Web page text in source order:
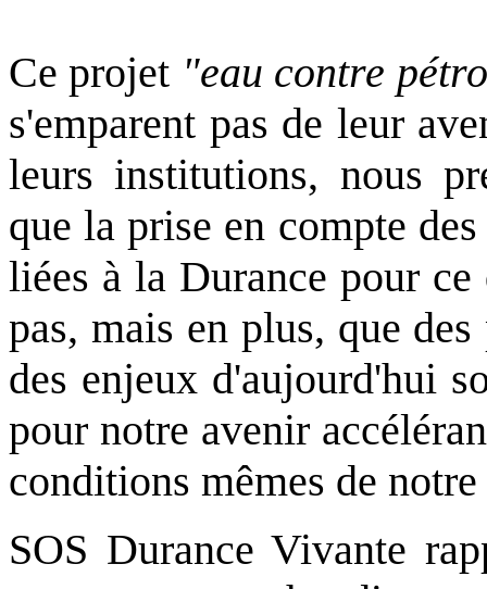
Ce projet "eau contre
s'emparent pas de leur
leurs institutions, nous
que la prise en compte
liées à la Durance pour ce
pas, mais en plus, que
des enjeux d'aujourd'hui
pour notre avenir
conditions mêmes de
SOS Durance Vivante